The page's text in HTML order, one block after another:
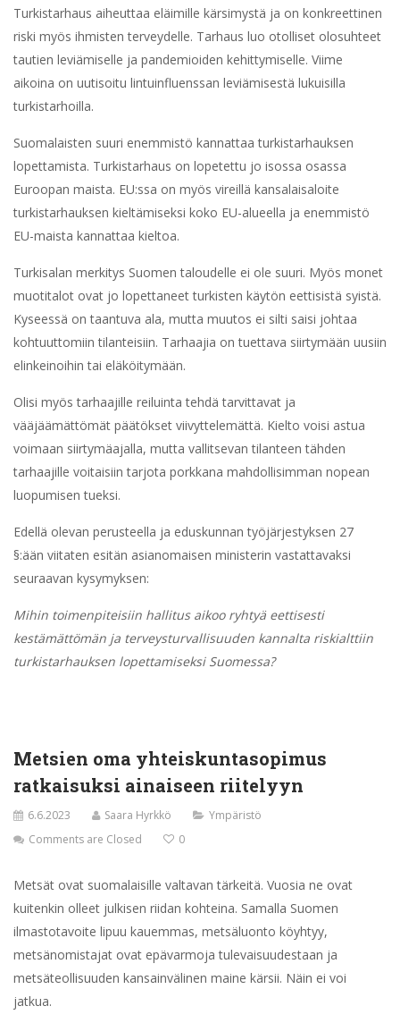
Turkistarhaus aiheuttaa eläimille kärsimystä ja on konkreettinen
riski myös ihmisten terveydelle. Tarhaus luo otolliset olosuhteet
tautien leviämiselle ja pandemioiden kehittymiselle. Viime
aikoina on uutisoitu lintuinfluenssan leviämisestä lukuisilla
turkistarhoilla.
Suomalaisten suuri enemmistö kannattaa turkistarhauksen
lopettamista. Turkistarhaus on lopetettu jo isossa osassa
Euroopan maista. EU:ssa on myös vireillä kansalaisaloite
turkistarhauksen kieltämiseksi koko EU-alueella ja enemmistö
EU-maista kannattaa kieltoa.
Turkisalan merkitys Suomen taloudelle ei ole suuri. Myös monet
muotitalot ovat jo lopettaneet turkisten käytön eettisistä syistä.
Kyseessä on taantuva ala, mutta muutos ei silti saisi johtaa
kohtuuttomiin tilanteisiin. Tarhaajia on tuettava siirtymään uusiin
elinkeinoihin tai eläköitymään.
Olisi myös tarhaajille reiluinta tehdä tarvittavat ja
vääjäämättömät päätökset viivyttelemättä. Kielto voisi astua
voimaan siirtymäajalla, mutta vallitsevan tilanteen tähden
tarhaajille voitaisiin tarjota porkkana mahdollisimman nopean
luopumisen tueksi.
Edellä olevan perusteella ja eduskunnan työjärjestyksen 27
§:ään viitaten esitän asianomaisen ministerin vastattavaksi
seuraavan kysymyksen:
Mihin toimenpiteisiin hallitus aikoo ryhtyä eettisesti
kestämättömän ja terveysturvallisuuden kannalta riskialttiin
turkistarhauksen lopettamiseksi Suomessa?
Metsien oma yhteiskuntasopimus
ratkaisuksi ainaiseen riitelyyn
6.6.2023 Saara Hyrkkö
Ympäristö
Comments are Closed
0
Metsät ovat suomalaisille valtavan tärkeitä. Vuosia ne ovat
kuitenkin olleet julkisen riidan kohteina. Samalla Suomen
ilmastotavoite lipuu kauemmas, metsäluonto köyhtyy,
metsänomistajat ovat epävarmoja tulevaisuudestaan ja
metsäteollisuuden kansainvälinen maine kärsii. Näin ei voi
jatkua.